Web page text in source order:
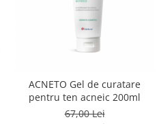
ACNETO Gel de curatare
pentru ten acneic 200ml
67,00 Lei